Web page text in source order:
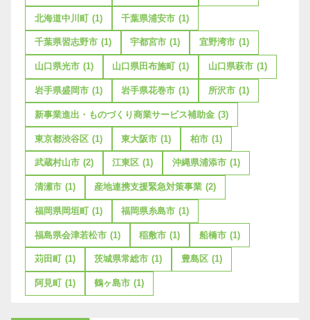
北海道中川町 (1) 千葉県浦安市 (1)
千葉県習志野市 (1) 宇都宮市 (1) 宜野湾市 (1)
山口県光市 (1) 山口県田布施町 (1) 山口県萩市 (1)
岩手県盛岡市 (1) 岩手県花巻市 (1) 所沢市 (1)
新事業進出・ものづくり商業サービス補助金 (3)
東京都渋谷区 (1) 東大阪市 (1) 柏市 (1)
武蔵村山市 (2) 江東区 (1) 沖縄県浦添市 (1)
清瀬市 (1) 産地連携支援緊急対策事業 (2)
福岡県岡垣町 (1) 福岡県糸島市 (1)
福島県会津若松市 (1) 稲敷市 (1) 船橋市 (1)
苅田町 (1) 茨城県常総市 (1) 豊島区 (1)
阿見町 (1) 鶴ヶ島市 (1)